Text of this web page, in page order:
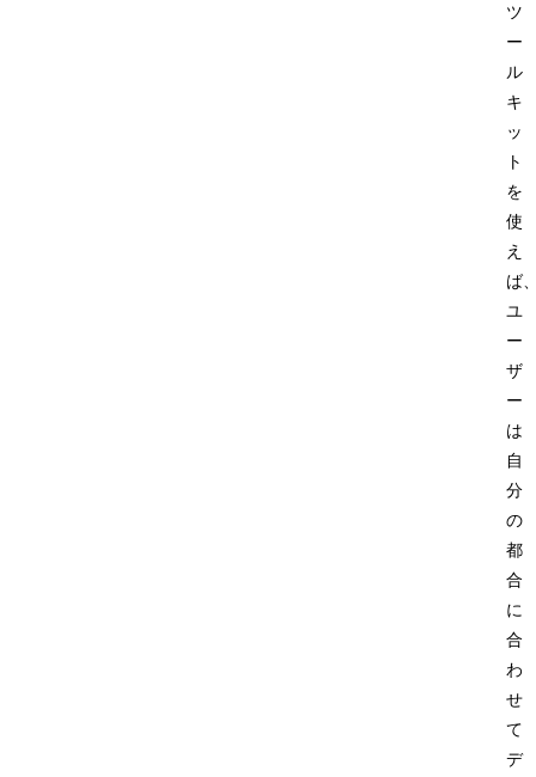
ツ
ー
ル
キ
ッ
ト
を
使
え
ば
ユ
ー
ザ
ー
は
自
分
の
都
合
に
合
わ
せ
て
デ